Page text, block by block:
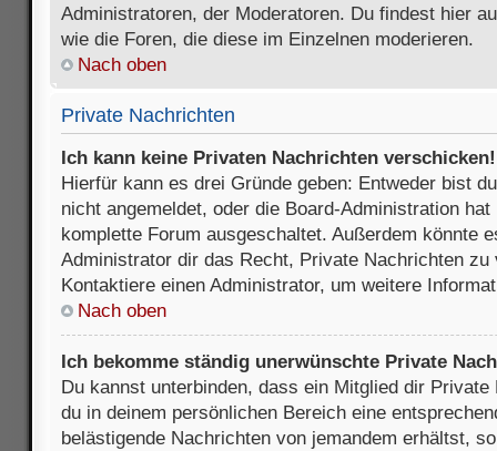
Administratoren, der Moderatoren. Du findest hier
wie die Foren, die diese im Einzelnen moderieren.
Nach oben
Private Nachrichten
Ich kann keine Privaten Nachrichten verschicken!
Hierfür kann es drei Gründe geben: Entweder bist
nicht angemeldet, oder die Board-Administration
komplette Forum ausgeschaltet. Außerdem könnte
Administrator dir das Recht, Private Nachrichten
Kontaktiere einen Administrator, um weitere
Nach oben
Ich bekomme ständig unerwünschte Private
Du kannst unterbinden, dass ein Mitglied dir
du in deinem persönlichen Bereich eine
belästigende Nachrichten von jemandem erhältst,